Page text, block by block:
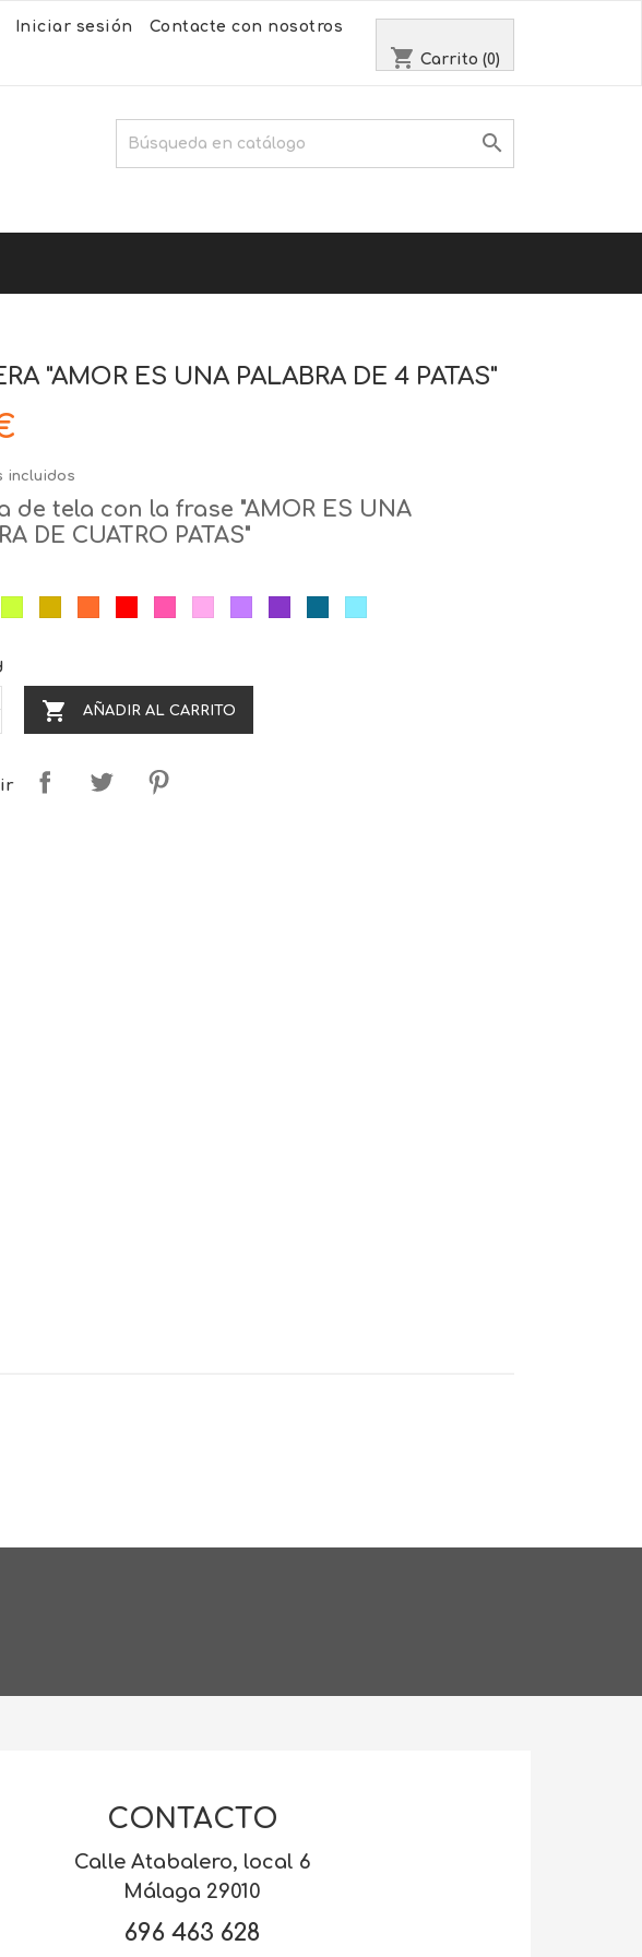
Iniciar sesión Contacte con nosotros
shopping_cart Carrito (0)

"AMOR ES UNA PALABRA DE 4 PATAS"
incluidos
de tela con la frase "AMOR ES UNA
DE CUATRO PATAS"
 AÑADIR AL CARRITO
CONTACTO
Calle Atabalero, local 6
Málaga 29010
696 463 628